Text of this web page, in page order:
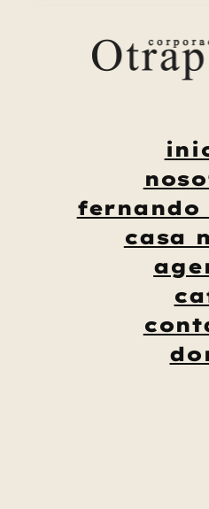
fernando
casa